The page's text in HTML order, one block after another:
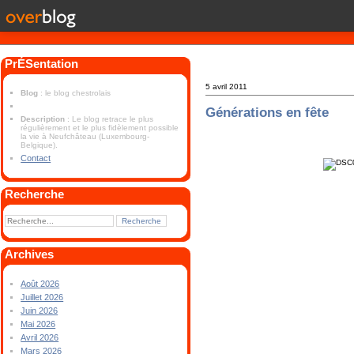
PrÉSentation
Blog : le blog chestrolais
Description : Le blog retrace le plus
régulièrement et le plus fidèlement possible
la vie à Neufchâteau (Luxembourg-
Belgique).
Contact
Recherche
Archives
Août 2026
Juillet 2026
Juin 2026
Mai 2026
Avril 2026
Mars 2026
5 avril 2011
Générations en fête